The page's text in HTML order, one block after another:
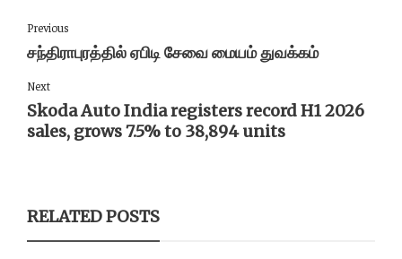
Previous
சந்திராபுரத்தில் ஏபிடி சேவை மையம் துவக்கம்
Next
Skoda Auto India registers record H1 2026
sales, grows 7.5% to 38,894 units
RELATED POSTS